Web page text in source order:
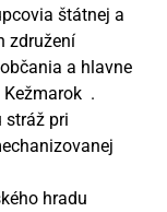
štátnej a
združení
a hlavne
Kežmarok .
stráž pri
hradu